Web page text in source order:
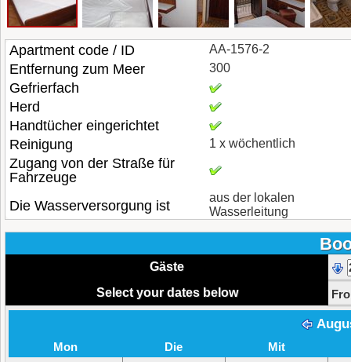
Apartment code / ID AA-1576-2
Entfernung zum Meer 300
Gefrierfach
Herd
Handtücher eingerichtet
Reinigung
1 x wöchentlich
Zugang von der Straße für
Fahrzeuge
Die Wasserversorgung ist
aus der lokalen
Wasserleitung
Gäste
Select your dates below
Mon Die Mit